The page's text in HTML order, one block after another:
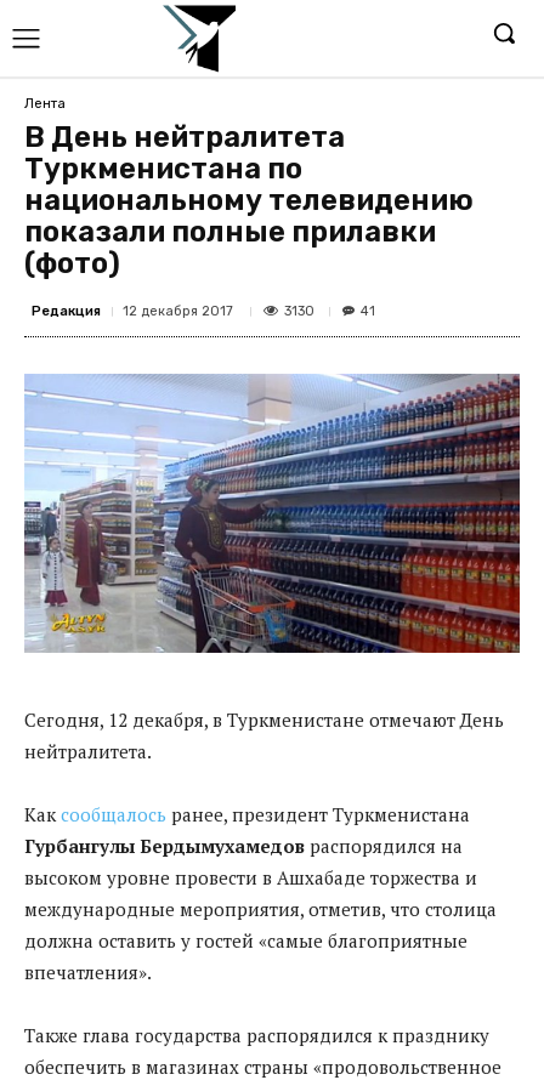
Лента
В День нейтралитета
Туркменистана по
национальному телевидению
показали полные прилавки
(фото)
Редакция 12 декабря 2017 3130 41
Сегодня, 12 декабря, в Туркменистане отмечают День
нейтралитета.
Как сообщалось ранее, президент Туркменистана
Гурбангулы Бердымухамедов распорядился на
высоком уровне провести в Ашхабаде торжества и
международные мероприятия, отметив, что столица
должна оставить у гостей «самые благоприятные
впечатления».
Также глава государства распорядился к празднику
обеспечить в магазинах страны «продовольственное